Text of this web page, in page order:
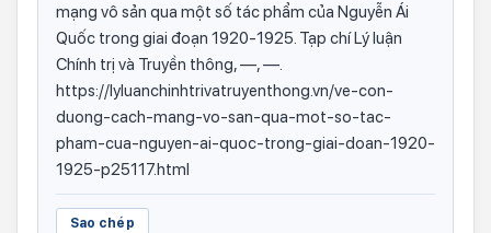
mạng vô sản qua một số tác phẩm của Nguyễn Ái
Quốc trong giai đoạn 1920-1925. Tạp chí Lý luận
Chính trị và Truyền thông, —, —.
https://lyluanchinhtrivatruyenthong.vn/ve-con-
duong-cach-mang-vo-san-qua-mot-so-tac-
pham-cua-nguyen-ai-quoc-trong-giai-doan-1920-
1925-p25117.html
Sao chép